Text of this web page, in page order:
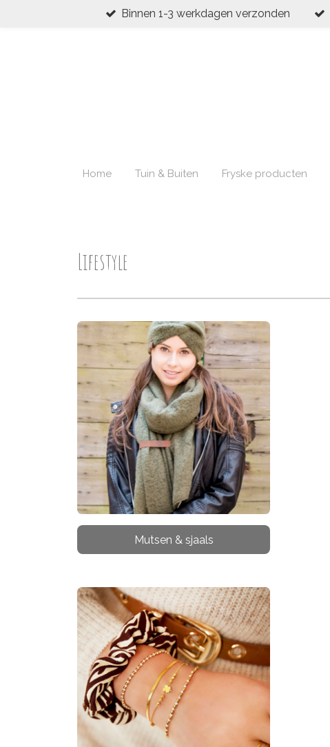
Binnen 1-3 werkdagen verzonden
Home Tuin & Buiten Fryske producten
Lifestyle
Mutsen & sjaals